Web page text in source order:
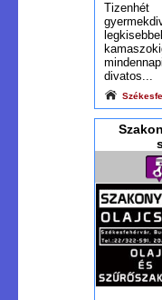
divatos...